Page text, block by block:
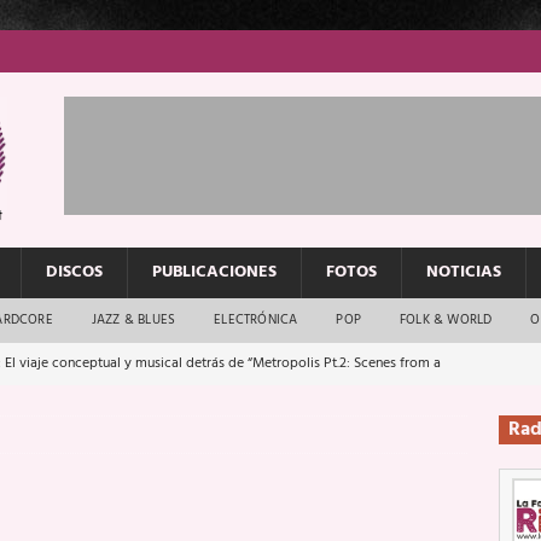
DISCOS PUBLICACIONES FOTOS NOTICIAS
JAZZ & BLUES ELECTRÓNICA POP FOLK & WORLD
El viaje conceptual y musical detrás de “Metropolis Pt.2: Scenes from a
El rock urbano sigue en buenas manos
que van a escucharte te saludan